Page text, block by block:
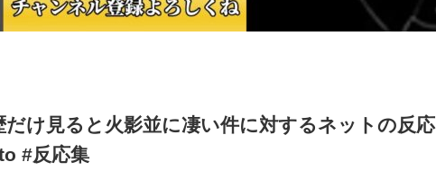
だけ見ると火影並に凄い件に対するネットの反応
#反応集